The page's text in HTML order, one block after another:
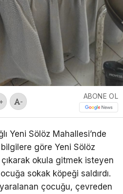
+ -
ABONE OL
Yeni Sölöz Mahallesi’nde
göre Yeni Sölöz
okula gitmek isteyen
sokak köpeği saldırdı.
yaralanan çocuğu, çevreden